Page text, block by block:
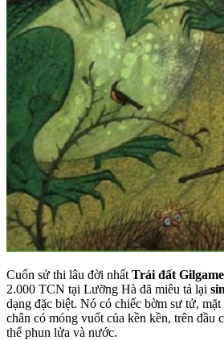
Cuốn sử thi lâu đời nhất Trái đất
2.000 TCN tại Lưỡng Hà đã miêu tả lại
dạng đặc biệt. Nó có chiếc bờm sư tử,
chân có móng vuốt của kền kền, trên đầu
thể phun lửa và nước.